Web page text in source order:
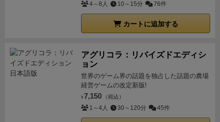
4～8人 10～15分 76件
カートに追加する
アグリコラ：リバイズドエディシ
ョン
世界のゲーム界の話題を独占した話題の農場
経営ゲームの改定新版!
¥ 7,150 （税込）
1～4人 30～120分 45件